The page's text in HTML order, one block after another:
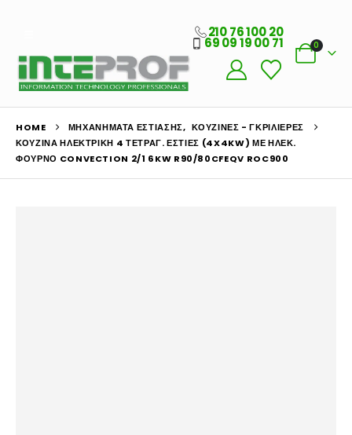
210 76 100 20
69 09 19 00 71 0
HOME ΜΗΧΑΝΉΜΑΤΑ ΕΣΤΊΑΣΗΣ, ΚΟΥΖΊΝΕΣ - ΓΚΡΙΛΙΈΡΕΣ
ΚΟΥΖΊΝΑ ΗΛΕΚΤΡΙΚΉ 4 ΤΕΤΡΑΓ. ΕΣΤΊΕΣ (4X4KW) ΜΕ ΗΛΕΚ.
ΦΟΎΡΝΟ CONVECTION 2/1 6KW R90/80CFEQV ROC900